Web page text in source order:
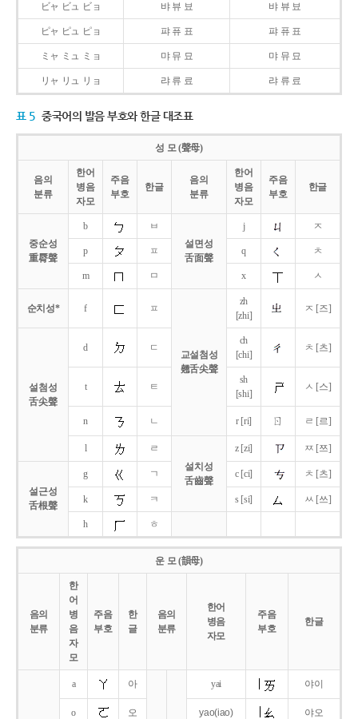
ビャ ビュ ビョ 뱌 뷰 뵤 뱌 뷰 뵤
ピャ ピュ ピョ 퍄 퓨 표 퍄 퓨 표
ミャ ミュ ミョ 먀 뮤 묘 먀 뮤 묘
リャ リュ リョ 랴 류 료 랴 류 료
표 5 중국어의 발음 부호와 한글 대조표
성 모 (聲母)
음의
분류
한어
병음
자모
주음
부호
한글
음의
분류
한어
병음
자모
주음
부호
한글
중순성
重脣聲
b
ㅂ
설면성
舌面聲
j ㅈ
p ㅍ q ㅊ
m ㅁ x ㅅ
순치성* f ㅍ
교설첨성
翹舌尖聲
zh
[zhi]
ㅈ [즈]
설첨성
舌尖聲
d ㄷ
ch
[chi]
ㅊ [츠]
t ㅌ
sh
[shi]
ㅅ [스]
n ㄴ r [ri] ㄖ ㄹ [르]
l
ㄹ
설치성
舌齒聲
z [zi] ㅉ [쯔]
설근성
舌根聲
g ㄱ c [ci] ㅊ [츠]
k ㅋ s [si] ㅆ [쓰]
h ㅎ
운 모 (韻母)
음의
분류
한
어
병
음
자
모
주음
부호
한
글
음의
분류
한어
병음
자모
주음
부호
한글
a 아 yai 야이
o 오 yao(iao) 야오